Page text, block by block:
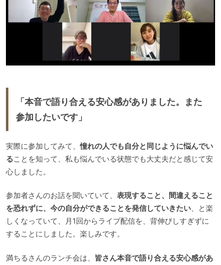
「本音で語り合える安心感がありました。また
参加したいです」
実際に参加してみて、憧れの人でも自分と同じように悩んでい
ることを知って、私も悩んでいる状態でも大丈夫だと感じて安
心しました。
参加者さんのお話を聞いていて、 表現すること、間違えること
を恐れずに、今の自分ができることを発信していきたい、と楽
しくなっていて、月1回からライブ配信を、背伸びしすぎずに
することにしました。楽しみです。
満ちるさんのランチ会は、 皆さん本音で語り合える安心感があ